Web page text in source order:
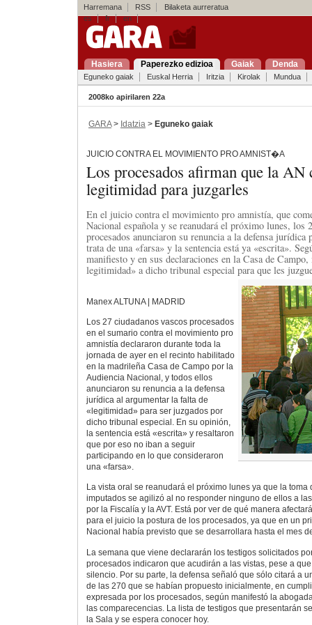
Harremana RSS
Bilaketa aurreratua
es
fr en
Hasiera Paperezko edizioa Gaiak Denda
Eguneko gaiak Euskal Herria Iritzia Kirolak Mundua
2008ko apirilaren 22a
GARA> Idatzia > Eguneko gaiak
JUICIO CONTRA EL MOVIMIENTO PRO AMNIST�A
Los procesados afirman que la AN
legitimidad para juzgarles
En el juicio contra el movimiento pro amnistía, que
Nacional española y se reanudará el próximo lunes, los
procesados anunciaron su renuncia a la defensa jurídica
trata de una «farsa» y la sentencia está ya «escrita».
manifiesto y en sus declaraciones en la Casa de
legitimidad» a dicho tribunal especial para que les
Manex ALTUNA | MADRID
Los 27 ciudadanos vascos procesados
en el sumario contra el movimiento pro
amnistía declararon durante toda la
jornada de ayer en el recinto habilitado
en la madrileña Casa de Campo por la
Audiencia Nacional, y todos ellos
anunciaron su renuncia a la defensa
jurídica al argumentar la falta de
«legitimidad» para ser juzgados por
dicho tribunal especial. En su opinión,
la sentencia está «escrita» y resaltaron
que por eso no iban a seguir
participando en lo que consideraron
una «farsa».
La vista oral se reanudará el próximo lunes ya que la toma
imputados se agilizó al no responder ninguno de ellos a
por la Fiscalía y la AVT. Está por ver de qué manera
para el juicio la postura de los procesados, ya que en un
Nacional había previsto que se desarrollara hasta el mes
La semana que viene declararán los testigos solicitados
procesados indicaron que acudirán a las vistas, pese a
silencio. Por su parte, la defensa señaló que sólo citará a
de las 270 que se habían propuesto inicialmente, en
expresada por los procesados, según manifestó la
las comparecencias. La lista de testigos que presentarán
la Sala y se espera conocer hoy.